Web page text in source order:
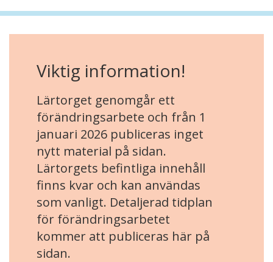
Viktig information!
Lärtorget genomgår ett
förändringsarbete och från 1
januari 2026 publiceras inget
nytt material på sidan.
Lärtorgets befintliga innehåll
finns kvar och kan användas
som vanligt. Detaljerad tidplan
för förändringsarbetet
kommer att publiceras här på
sidan.